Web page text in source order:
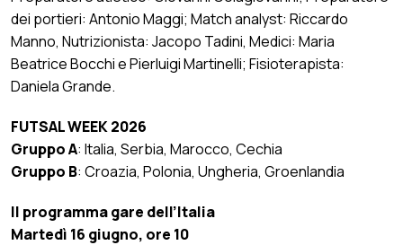
dei portieri: Antonio Maggi; Match analyst: Riccardo
Manno, Nutrizionista: Jacopo Tadini, Medici: Maria
Beatrice Bocchi e Pierluigi Martinelli; Fisioterapista:
Daniela Grande.
FUTSAL WEEK 2026
Gruppo A: Italia, Serbia, Marocco, Cechia
Gruppo B: Croazia, Polonia, Ungheria, Groenlandia
Il programma gare dell’Italia
Martedì 16 giugno, ore 10